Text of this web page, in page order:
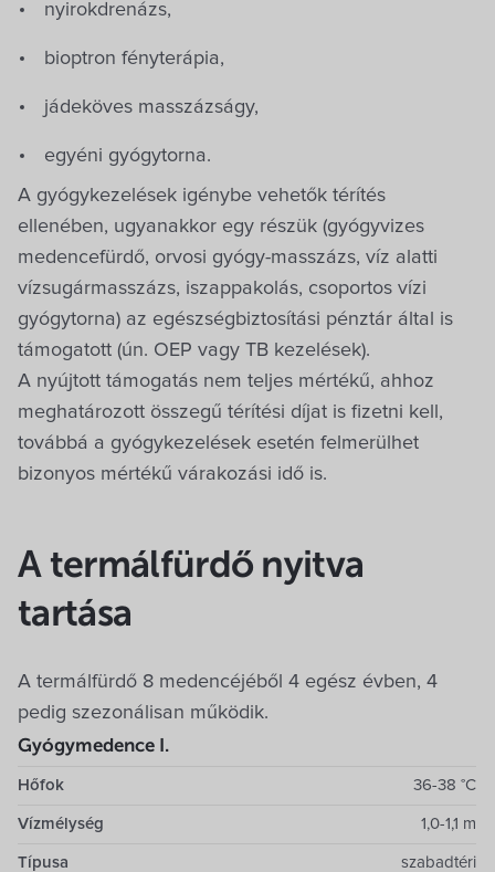
nyirokdrenázs,
bioptron fényterápia,
jádeköves masszázságy,
egyéni gyógytorna.
A gyógykezelések igénybe vehetők térítés
ellenében, ugyanakkor egy részük (gyógyvizes
medencefürdő, orvosi gyógy-masszázs, víz alatti
vízsugármasszázs, iszappakolás, csoportos vízi
gyógytorna) az egészségbiztosítási pénztár által is
támogatott (ún. OEP vagy TB kezelések).
A nyújtott támogatás nem teljes mértékű, ahhoz
meghatározott összegű térítési díjat is fizetni kell,
továbbá a gyógykezelések esetén felmerülhet
bizonyos mértékű várakozási idő is.
A termálfürdő nyitva
tartása
A termálfürdő 8 medencéjéből 4 egész évben, 4
pedig szezonálisan működik.
Gyógymedence I.
Hőfok 36-38 °C
Vízmélység 1,0-1,1 m
Típusa szabadtéri